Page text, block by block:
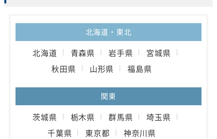
北海道・東北
北海道 青森県 岩手県
宮城県
秋田県
山形県 福島県
関東
茨城県 栃木県 群馬県
埼玉県
千葉県
東京都 神奈川県